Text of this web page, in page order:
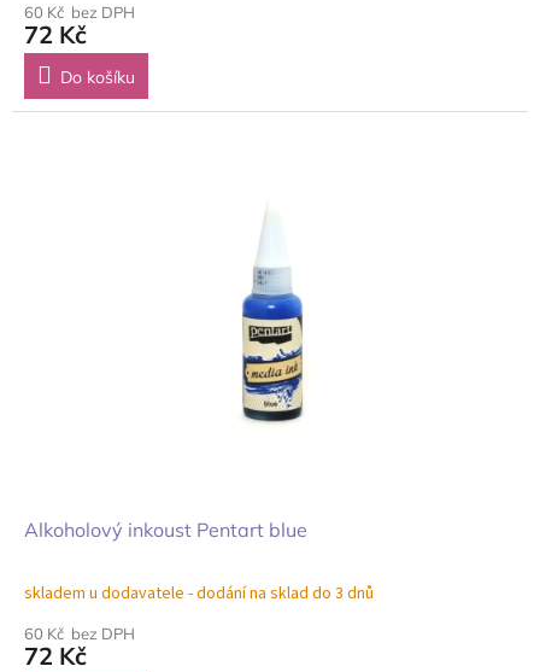
60 Kč bez DPH
72 Kč
Do košíku
Alkoholový inkoust Pentart blue
skladem u dodavatele - dodání na sklad do 3 dnů
60 Kč bez DPH
72 Kč